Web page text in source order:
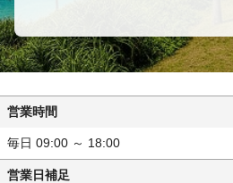
営業時間
毎日 09:00 ～ 18:00
営業日補足